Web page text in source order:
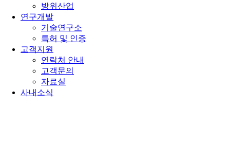
방위산업
연구개발
기술연구소
특허 및 인증
고객지원
연락처 안내
고객문의
자료실
사내소식